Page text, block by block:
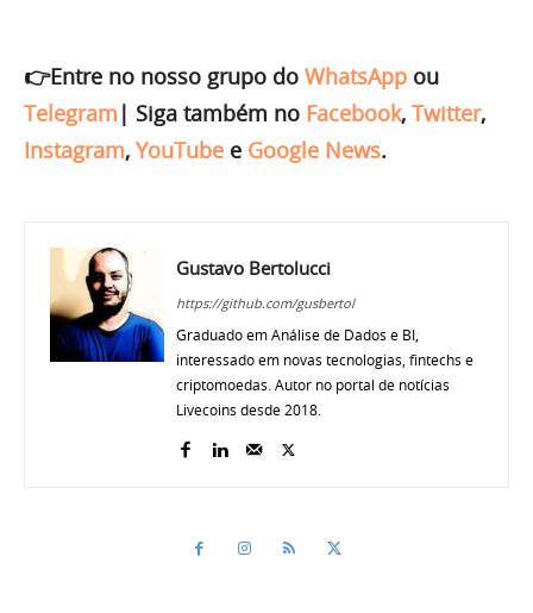
👉Entre no nosso grupo do WhatsApp ou
Telegram | Siga também no Facebook, Twitter,
Instagram, YouTube e Google News.
Gustavo Bertolucci
https://github.com/gusbertol
Graduado em Análise de Dados e BI,
interessado em novas tecnologias, fintechs e
criptomoedas. Autor no portal de notícias
Livecoins desde 2018.